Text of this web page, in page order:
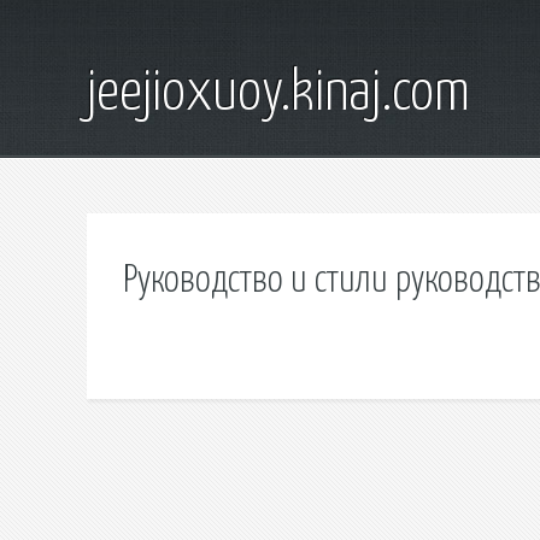
jeejioxuoy.kinaj.com
Руководство и стили